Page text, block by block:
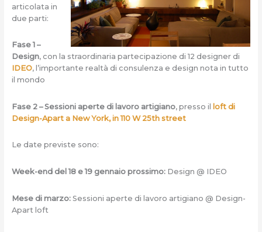
articolata in
due parti:
Fase 1 –
Design, con la straordinaria partecipazione di 12 designer di
IDEO, l’importante realtà di consulenza e design nota in tutto
il mondo
Fase 2 – Sessioni aperte di lavoro artigiano, presso il
loft di
Design-Apart a New York, in 110 W 25th street
Le date previste sono:
Week-end del 18 e 19 gennaio prossimo: Design @ IDEO
Mese di marzo: Sessioni aperte di lavoro artigiano @ Design-
Apart loft